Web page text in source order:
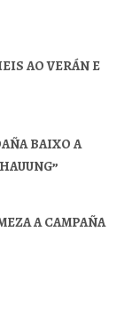
AO VERÁN E
BAIXO A
A CAMPAÑA